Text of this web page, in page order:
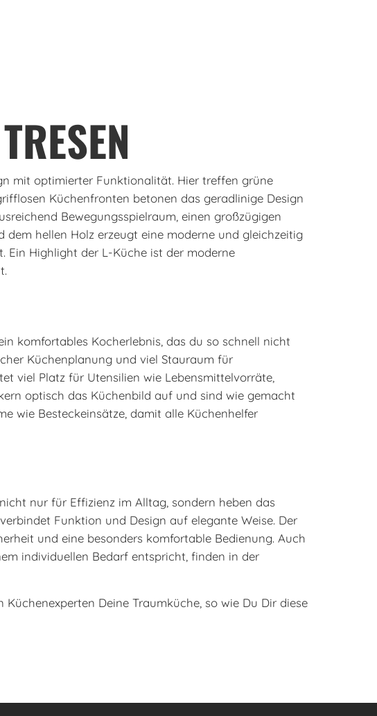
mit optimierter Funktionalität. Hier treffen grüne
Küchenfronten betonen das geradlinige Design
Bewegungsspielraum, einen großzügigen
hellen Holz erzeugt eine moderne und gleichzeitig
Ein Highlight der L-Küche ist der moderne
komfortables Kocherlebnis, das du so schnell nicht
Küchenplanung und viel Stauraum für
viel Platz für Utensilien wie Lebensmittelvorräte,
optisch das Küchenbild auf und sind wie gemacht
wie Besteckeinsätze, damit alle Küchenhelfer
nur für Effizienz im Alltag, sondern heben das
Funktion und Design auf elegante Weise. Der
und eine besonders komfortable Bedienung. Auch
individuellen Bedarf entspricht, finden in der
Deine Traumküche, so wie Du Dir diese